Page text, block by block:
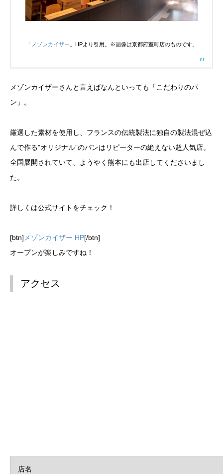
「 メゾンカイザー 」HPより引用。※画像は京都府室町店のものです。
メゾンカイザーさんと言えばなんといっても「こだわりのパ
ン」。
厳選した素材を使用し、フランスの伝統製法に独自の製法混ぜ込
んで作る”オリジナル”のパンはリピーターの絶えない超人気店。
全国展開されていて、ようやく熊本にも出店してくださいまし
た。
詳しくは公式サイトをチェック！
[btn]メゾンカイザー HP[/btn]
オープンが楽しみですね！
アクセス
店名